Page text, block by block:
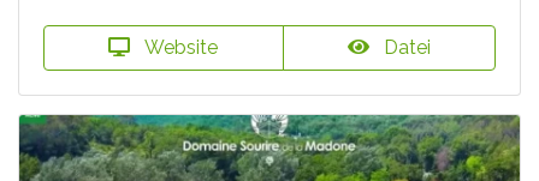
Website Datei